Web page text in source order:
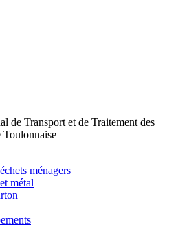
de Transport et de Traitement des
Toulonnaise
ménagers
métal